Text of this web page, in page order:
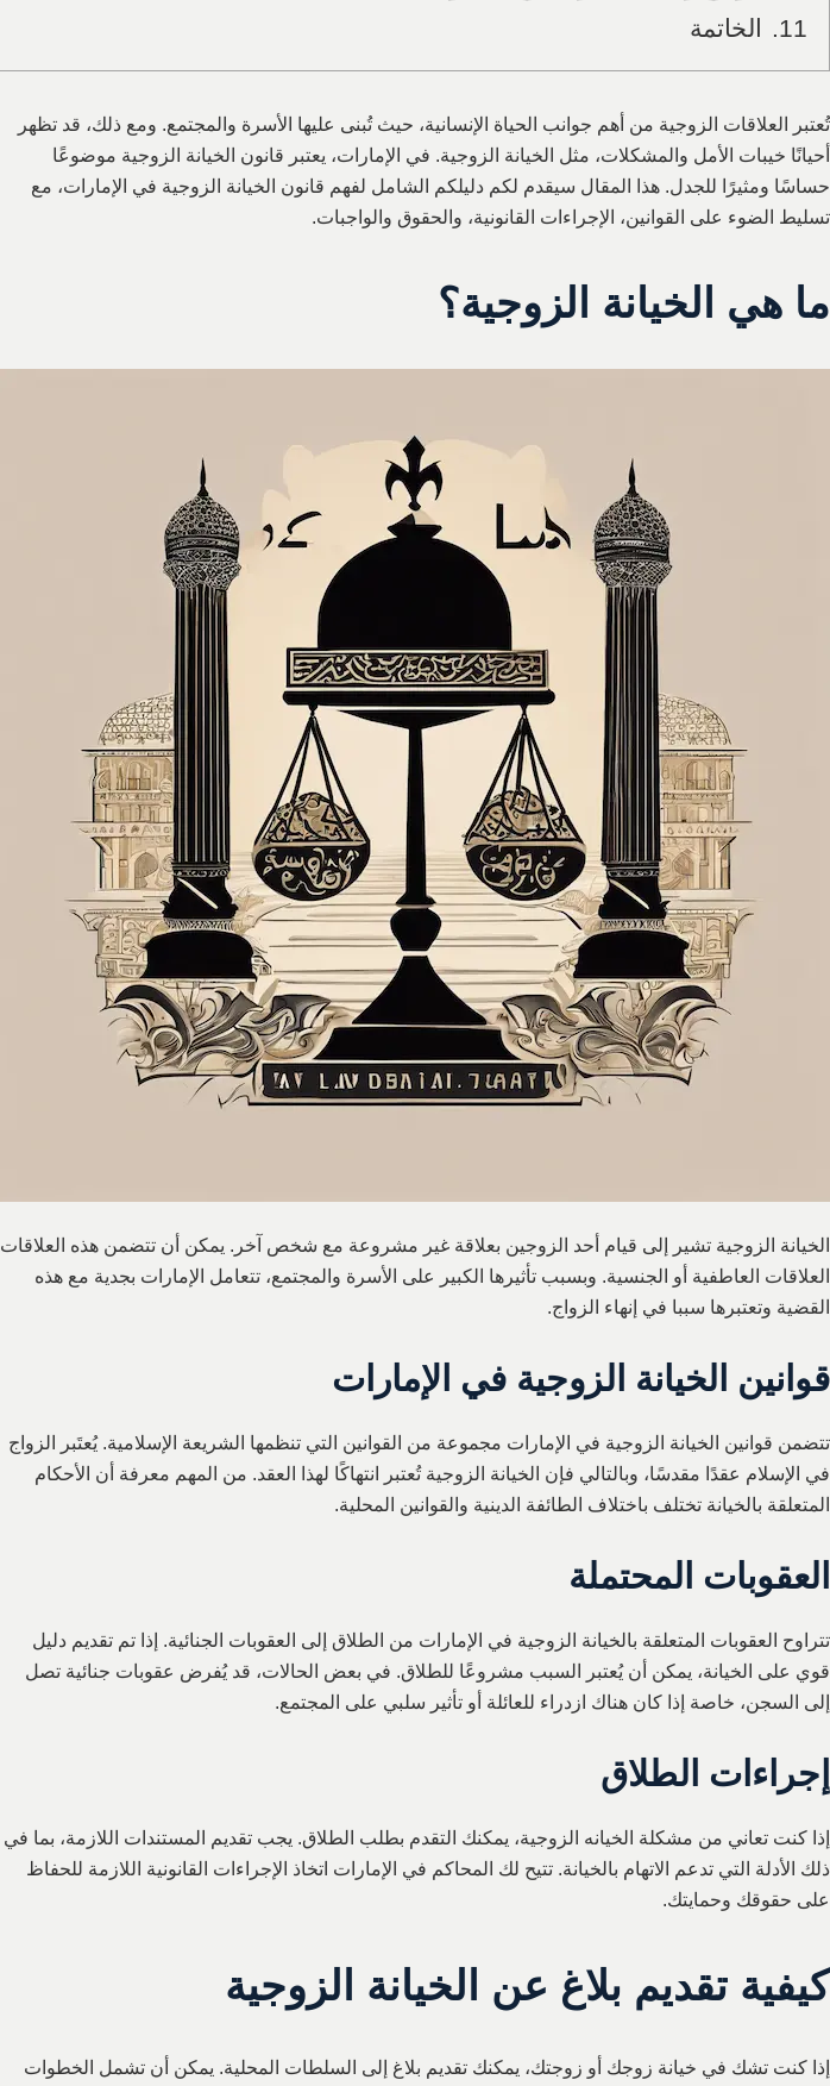
11.
الخاتمة
تُعتبر العلاقات الزوجية من أهم جوانب الحياة الإنسانية، حيث تُبنى عليها الأسرة والمجتمع. ومع ذلك، قد تظهر
أحيانًا خيبات الأمل والمشكلات، مثل الخيانة الزوجية. في الإمارات، يعتبر قانون الخيانة الزوجية موضوعًا
حساسًا ومثيرًا للجدل. هذا المقال سيقدم لكم دليلكم الشامل لفهم قانون الخيانة الزوجية في الإمارات، مع
تسليط الضوء على القوانين، الإجراءات القانونية، والحقوق والواجبات.
ما هي الخيانة الزوجية؟
الخيانة الزوجية تشير إلى قيام أحد الزوجين بعلاقة غير مشروعة مع شخص آخر. يمكن أن تتضمن هذه العلاقات
العلاقات العاطفية أو الجنسية. وبسبب تأثيرها الكبير على الأسرة والمجتمع، تتعامل الإمارات بجدية مع هذه
القضية وتعتبرها سببا في إنهاء الزواج.
قوانين الخيانة الزوجية في الإمارات
تتضمن قوانين الخيانة الزوجية في الإمارات مجموعة من القوانين التي تنظمها الشريعة الإسلامية. يُعتَبر الزواج
في الإسلام عقدًا مقدسًا، وبالتالي فإن الخيانة الزوجية تُعتبر انتهاكًا لهذا العقد. من المهم معرفة أن الأحكام
المتعلقة بالخيانة تختلف باختلاف الطائفة الدينية والقوانين المحلية.
العقوبات المحتملة
تتراوح العقوبات المتعلقة بالخيانة الزوجية في الإمارات من الطلاق إلى العقوبات الجنائية. إذا تم تقديم دليل
قوي على الخيانة، يمكن أن يُعتبر السبب مشروعًا للطلاق. في بعض الحالات، قد يُفرض عقوبات جنائية تصل
إلى السجن، خاصة إذا كان هناك ازدراء للعائلة أو تأثير سلبي على المجتمع.
إجراءات الطلاق
إذا كنت تعاني من مشكلة الخيانه الزوجية، يمكنك التقدم بطلب الطلاق. يجب تقديم المستندات اللازمة، بما في
ذلك الأدلة التي تدعم الاتهام بالخيانة. تتيح لك المحاكم في الإمارات اتخاذ الإجراءات القانونية اللازمة للحفاظ
على حقوقك وحمايتك.
كيفية تقديم بلاغ عن الخيانة الزوجية
إذا كنت تشك في خيانة زوجك أو زوجتك، يمكنك تقديم بلاغ إلى السلطات المحلية. يمكن أن تشمل الخطوات